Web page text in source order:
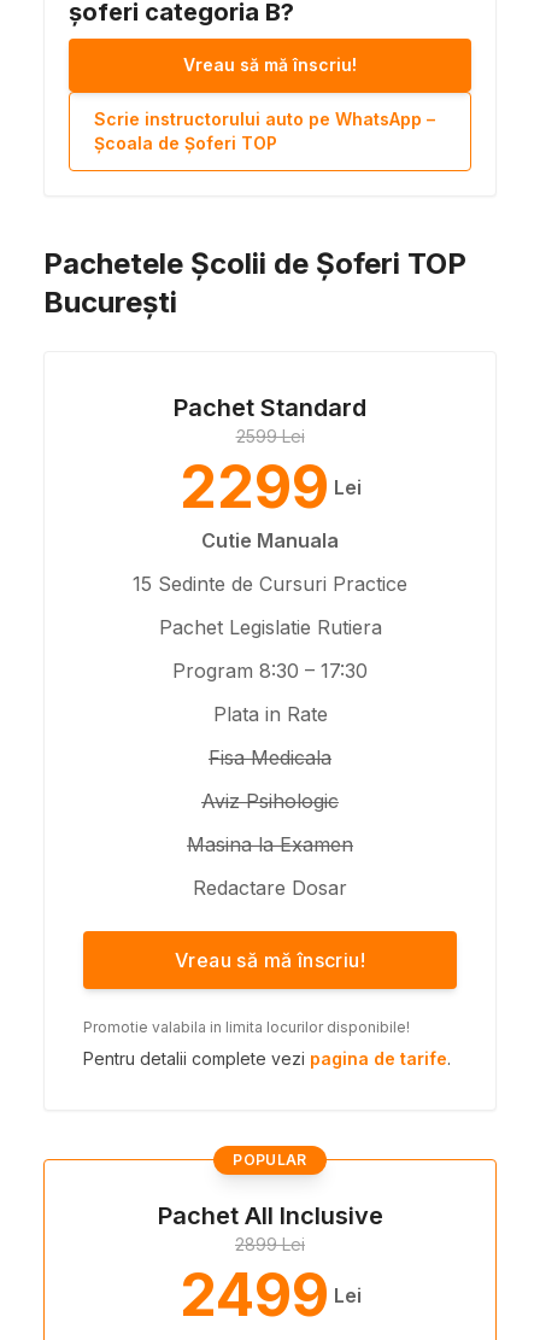
șoferi categoria B?
Vreau să mă înscriu!
Scrie instructorului auto pe WhatsApp –
Școala de Șoferi TOP
Pachetele Școlii de Șoferi TOP
București
Pachet Standard
2599 Lei
2299 Lei
Cutie Manuala
15 Sedinte de Cursuri Practice
Pachet Legislatie Rutiera
Program 8:30 – 17:30
Plata in Rate
Fisa Medicala
Aviz Psihologic
Masina la Examen
Redactare Dosar
Vreau să mă înscriu!
Promotie valabila in limita locurilor disponibile!
Pentru detalii complete vezi pagina de tarife.
POPULAR
Pachet All Inclusive
2899 Lei
2499 Lei